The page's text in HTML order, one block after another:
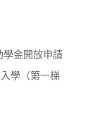
學金開放申請
學（第一梯